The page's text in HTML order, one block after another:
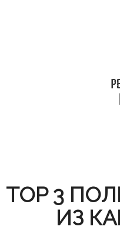
TOP 3
ИЗ